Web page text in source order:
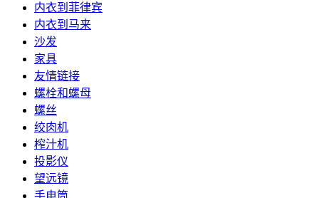
内衣到菲律宾
内衣到马来
沙发
家具
友情链接
螺栓和螺母
螺丝
绞肉机
榨汁机
投影仪
望远镜
手电筒